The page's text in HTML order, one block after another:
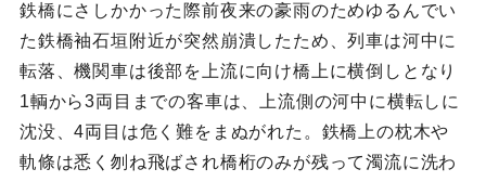
鉄橋にさしかかった際前夜来の豪雨のためゆるんでい
た鉄橋袖石垣附近が突然崩潰したため、列車は河中に
転落、機関車は後部を上流に向け橋上に横倒しとなり
1輌から3両目までの客車は、上流側の河中に横転しに
沈没、4両目は危く難をまぬがれた。鉄橋上の枕木や
軌條は悉く刎ね飛ばされ橋桁のみが残って濁流に洗わ